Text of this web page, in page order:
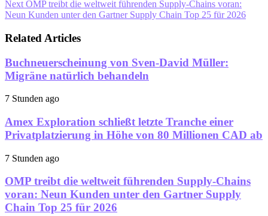
Next OMP treibt die weltweit führenden Supply-Chains voran:
Neun Kunden unter den Gartner Supply Chain Top 25 für 2026
Related Articles
Buchneuerscheinung von Sven-David Müller:
Migräne natürlich behandeln
7 Stunden ago
Amex Exploration schließt letzte Tranche einer
Privatplatzierung in Höhe von 80 Millionen CAD ab
7 Stunden ago
OMP treibt die weltweit führenden Supply-Chains
voran: Neun Kunden unter den Gartner Supply
Chain Top 25 für 2026